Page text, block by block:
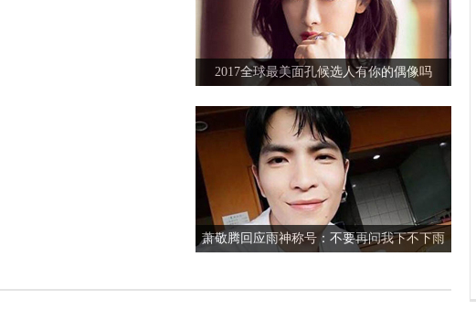
胡歌薛佳凝美国约会再续前缘？
杨洋新歌就像是IDOL下载试听mv及歌词